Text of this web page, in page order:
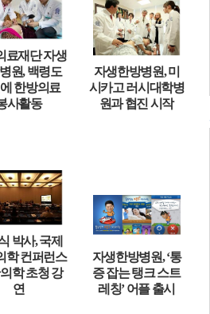
료재단 자생
원, 백령도
한방의료
사활동
자생한방병원, 미
시카고 러시대학병
원과 협진 시작
박사, 국제
학 컨퍼런스
학 초청 강
연
자생한방병원, ‘통
증 잡는 탱크 스트
레칭’ 어플 출시